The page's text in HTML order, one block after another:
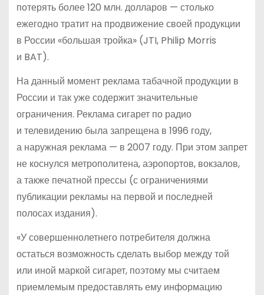
потерять более 120 млн. долларов — столько
ежегодно тратит на продвижение своей продукции
в России «большая тройка» (JTI, Philip Morris
и BAT).
На данный момент реклама табачной продукции в
России и так уже содержит значительные
ограничения. Реклама сигарет по радио
и телевидению была запрещена в 1996 году,
а наружная реклама — в 2007 году. При этом запрет
не коснулся метрополитена, аэропортов, вокзалов,
а также печатной прессы (с ограничениями
публикации рекламы на первой и последней
полосах издания).
«У совершеннолетнего потребителя должна
остаться возможность сделать выбор между той
или иной маркой сигарет, поэтому мы считаем
приемлемым предоставлять ему информацию